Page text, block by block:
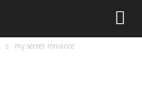
my secret romance